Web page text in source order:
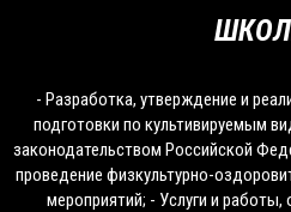
- Разработка, утверждение и
подготовки по культивируемым
законодательством Российской
проведение физкультурно-
мероприятий; - Услуги и